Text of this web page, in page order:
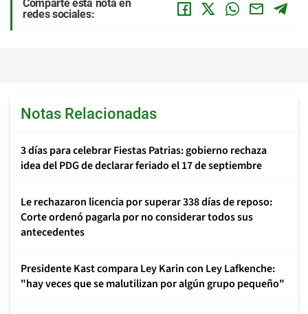
Comparte esta nota en
redes sociales:
Notas Relacionadas
3 días para celebrar Fiestas Patrias: gobierno rechaza
idea del PDG de declarar feriado el 17 de septiembre
Le rechazaron licencia por superar 338 días de reposo:
Corte ordenó pagarla por no considerar todos sus
antecedentes
Presidente Kast compara Ley Karin con Ley Lafkenche:
"hay veces que se malutilizan por algún grupo pequeño"